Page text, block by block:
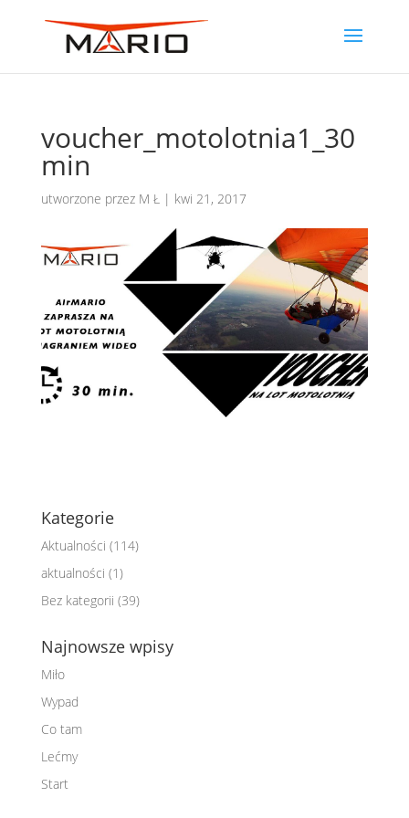
voucher_motolotnia1_30
min
utworzone przez M Ł| kwi 21, 2017
Kategorie
Aktualności (114)
aktualności (1)
Bez kategorii (39)
Najnowsze wpisy
Miło
Wypad
Co tam
Lećmy
Start